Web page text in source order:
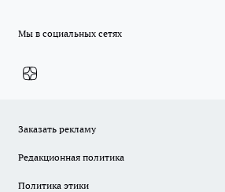
Мы в социальных сетях
Заказать рекламу
Редакционная политика
Политика этики